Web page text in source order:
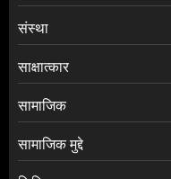
संस्था
साक्षात्कार
सामाजिक
सामाजिक मुद्दे